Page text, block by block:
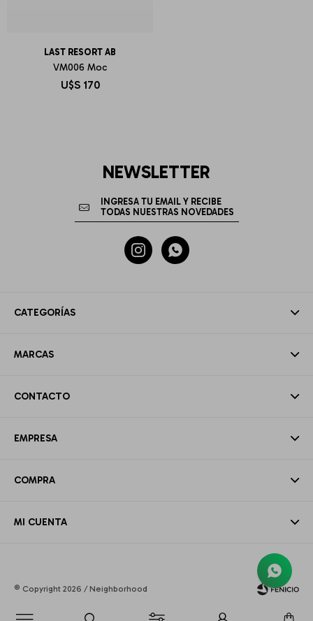
LAST RESORT AB
VM006 Moc
U$S 170
CATEGORÍAS
MARCAS
CONTACTO
EMPRESA
COMPRA
MI CUENTA
NEWSLETTER
 
© Copyright 2026 / Neighborhood